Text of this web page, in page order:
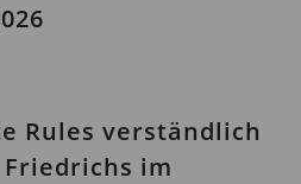
Rules verständlich
im